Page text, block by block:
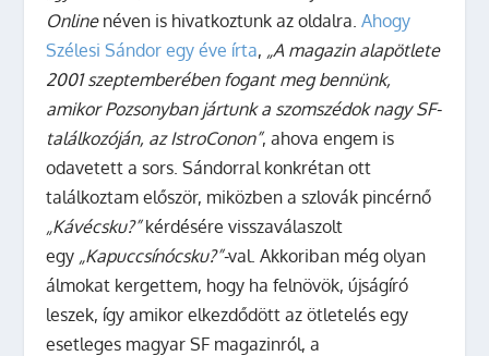
Onlinenéven is hivatkoztunk az oldalra.Ahogy
Szélesi Sándor egy éve írta, „A magazin alapötlete
2001 szeptemberében fogant meg bennünk,
amikor Pozsonyban jártunk a szomszédok nagy SF-
találkozóján, az IstroConon”, ahova engem is
odavetett a sors. Sándorral konkrétan ott
találkoztam először, miközben a szlovák pincérnő
„Kávécsku?”kérdésére visszaválaszolt
egy „Kapuccsínócsku?”-val. Akkoriban még olyan
álmokat kergettem, hogy ha felnövök, újságíró
leszek, így amikor elkezdődött az ötletelés egy
esetleges magyar SF magazinról, a